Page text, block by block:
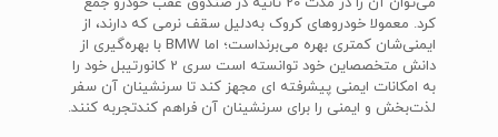
کرد. معمولا خودروهای کروک به‌دلیل سقف نرمی که دارند، از
ایمنی‌شان کمتری بهره می‌برنداست؛ اما BMW با بهره‌گیری از
دانش متخصصاین خود توانسته است سری 2 کانورتیبل خود را
به امکانات ایمنی پیشرفته‌ ای مجهز کند تا سرنشینان آن سفر
لذت‌بخش و ایمنی را برای سرنشینان آن فراهم کندتجربه کنند.